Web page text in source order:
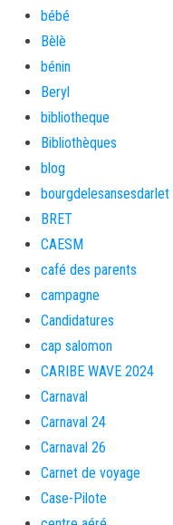
bébé
Bèlè
bénin
Beryl
bibliotheque
Bibliothèques
blog
bourgdelesansesdarlet
BRET
CAESM
café des parents
campagne
Candidatures
cap salomon
CARIBE WAVE 2024
Carnaval
Carnaval 24
Carnaval 26
Carnet de voyage
Case-Pilote